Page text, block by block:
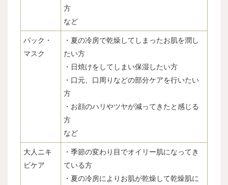
方
など
パック・
マスク
・夏の冷房で乾燥してしまったお肌を潤し
たい方
・日焼けをしてしまい保湿したい方
・口元、口周りなどの部分ケアを行いたい
方
・お顔のハリやツヤが減ってきたと感じる
方
など
大人ニキ
ビケア
・季節の変わり目でオイリー肌になってき
ている方
・夏の冷房によりお肌が乾燥して乾燥肌に